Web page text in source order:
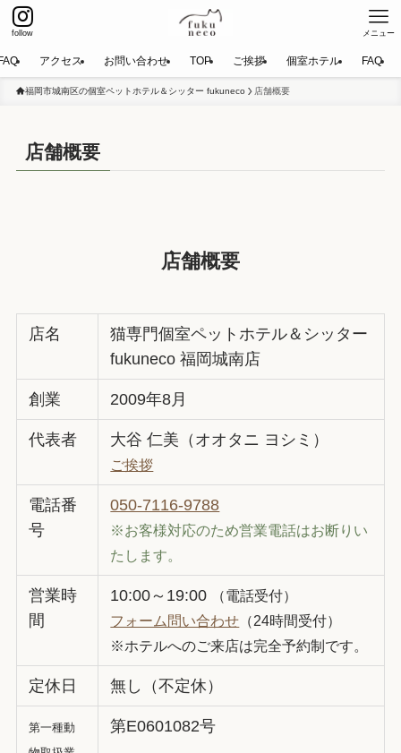
follow メニュー
アクセス お問い合わせ TOP ご挨拶 個室ホテル FAQ
福岡市城南区の個室ペットホテル＆シッター fukuneco 店舗概要
店舗概要
店舗概要
店名
猫専門個室ペットホテル＆シッター
fukuneco 福岡城南店
創業 2009年8月
代表者 大谷 仁美（オオタニ ヨシミ）
ご挨拶
電話番
号
050-7116-9788
※お客様対応のため営業電話はお断りい
たします。
営業時
間
10:00～19:00
（電話受付）
フォーム問い合わせ （24時間受付）
※ホテルへのご来店は完全予約制です。
定休日 無し（不定休）
第一種動
第E0601082号